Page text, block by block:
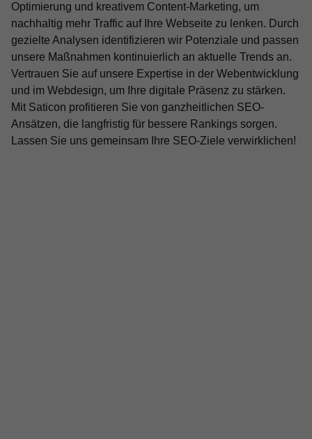
Optimierung und kreativem Content-Marketing, um
nachhaltig mehr Traffic auf Ihre Webseite zu lenken. Durch
gezielte Analysen identifizieren wir Potenziale und passen
unsere Maßnahmen kontinuierlich an aktuelle Trends an.
Vertrauen Sie auf unsere Expertise in der Webentwicklung
und im Webdesign, um Ihre digitale Präsenz zu stärken.
Mit Saticon profitieren Sie von ganzheitlichen SEO-
Ansätzen, die langfristig für bessere Rankings sorgen.
Lassen Sie uns gemeinsam Ihre SEO-Ziele verwirklichen!